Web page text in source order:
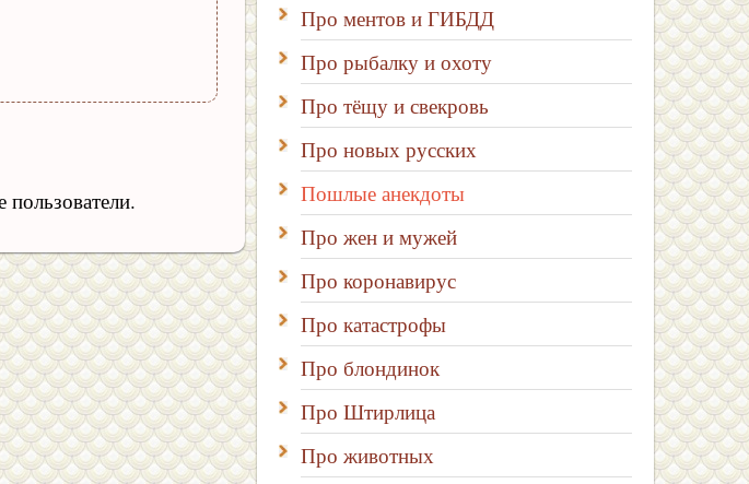
Про ментов и ГИБДД
Про рыбалку и охоту
Про тёщу и свекровь
Про новых русских
Пошлые анекдоты
Про жен и мужей
Про коронавирус
Про катастрофы
Про блондинок
Про Штирлица
Про животных